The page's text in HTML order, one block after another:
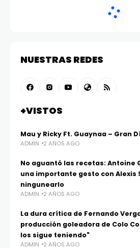
NUESTRAS REDES
+VISTOS
Mau y Ricky Ft. Guaynaa – Gran
ADMIN 2 AÑOS AGO
No aguantó las recetas: Antoine
una importante gesto con Alexis
ningunearlo
ADMIN 2 AÑOS AGO
La dura crítica de Fernando
producción goleadora de Colo
los sigue teniendo"
ADMIN 2 AÑOS AGO